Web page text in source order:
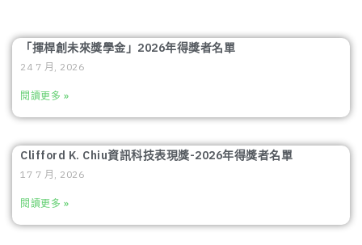
「揮桿創未來獎學金」2026年得獎者名單
24 7 月, 2026
閱讀更多 »
Clifford K. Chiu資訊科技表現獎-2026年得獎者名單
17 7 月, 2026
閱讀更多 »